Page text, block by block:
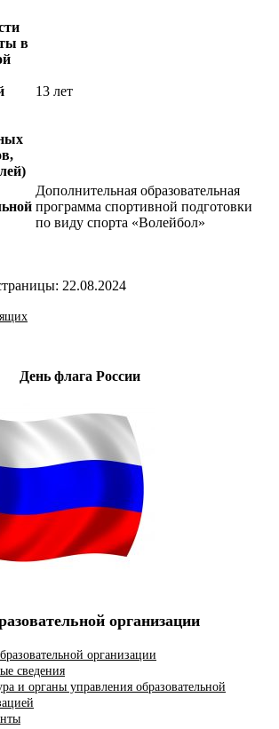
в
13 лет
Дополнительная образовательная
программа спортивной подготовки
по виду спорта «Волейбол»
22.08.2024
День флага России
организации
организации
сведения
и органы управления образовательной